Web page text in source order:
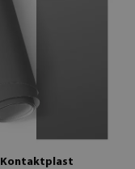
Kontaktplast